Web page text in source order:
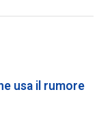
usa il rumore